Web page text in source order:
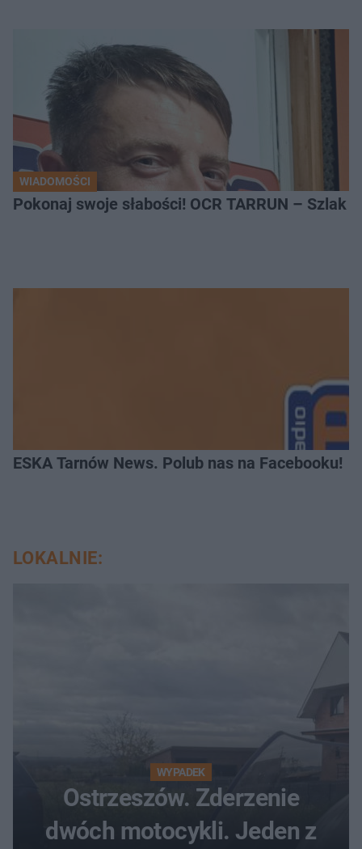
WIADOMOŚCI
Pokonaj swoje słabości! OCR TARRUN – Szlak
ESKA Tarnów News. Polub nas na Facebooku!
LOKALNIE:
WYPADEK
Ostrzeszów. Zderzenie
dwóch motocykli. Jeden z